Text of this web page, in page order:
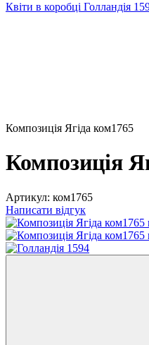
Квiти в коробцi Голландія
Композиція Ягіда ком1765
Композиція
Артикул: ком1765
Написати відгук